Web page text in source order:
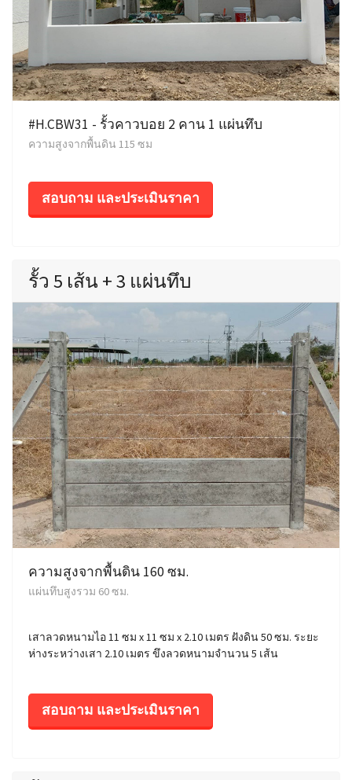
#H.CBW31 - รั้วคาวบอย 2 คาน 1 แผ่นทึบ
ความสูงจากพื้นดิน 115 ซม
สอบถาม และประเมินราคา
รั้ว 5 เส้น + 3 แผ่นทึบ
ความสูงจากพื้นดิน 160 ซม.
แผ่นทึบสูงรวม 60 ซม.
เสาลวดหนามไอ 11 ซม x 11 ซม x 2.10 เมตร ฝังดิน 50 ซม. ระยะ
ห่างระหว่างเสา 2.10 เมตร ขึงลวดหนามจำนวน 5 เส้น
สอบถาม และประเมินราคา